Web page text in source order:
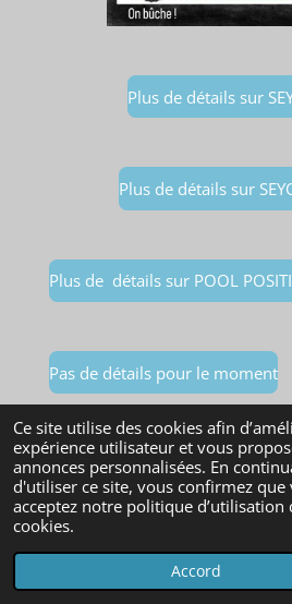
Ce site utilise des cookies afin
expérience utilisateur et vous
annonces personnalisées. En
d'utiliser ce site, vous confirmez que
acceptez notre politique d’utilisation
cookies.
Accord
Plus de détails sur
Plus de détails sur
Plus de détails sur POOL
Pas de détails pour le moment